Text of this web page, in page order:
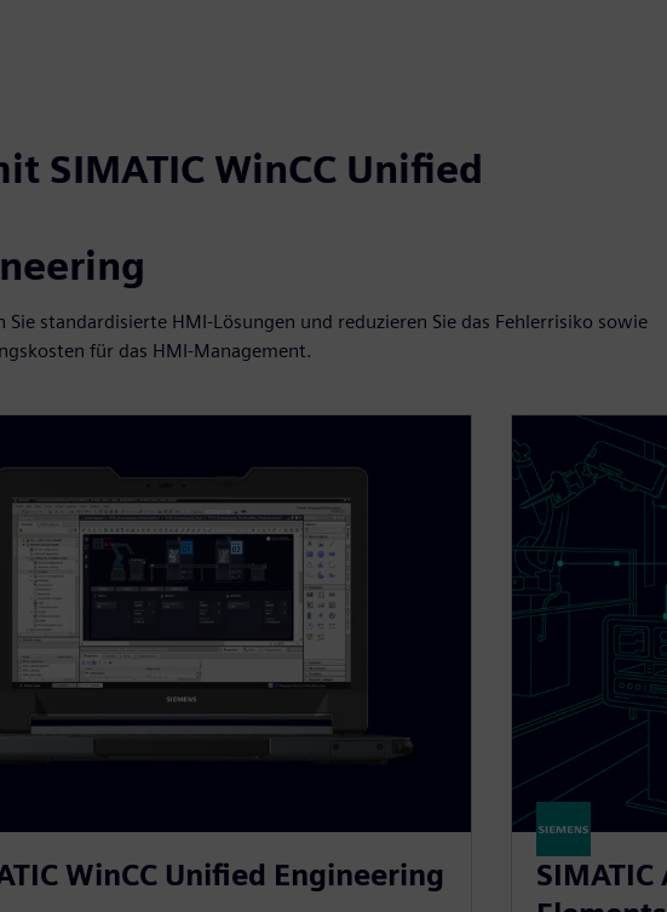
SIMATIC WinCC Unified
Sie standardisierte HMI-Lösungen und reduzieren Sie das Fehlerrisiko sowie
für das HMI-Management.
WinCC Unified Engineering